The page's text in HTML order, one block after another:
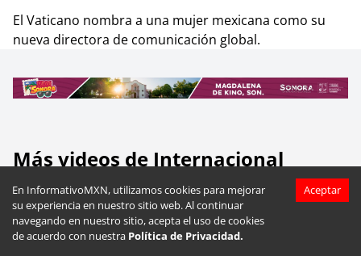
En InformativoMXN, utilizamos cookies para mejorar
su experiencia en nuestro sitio web. Al continuar
navegando en nuestro sitio, acepta el uso de cookies
de acuerdo con nuestra Política de Privacidad.
Aceptar
El Vaticano nombra a una mujer mexicana como su
nueva directora de comunicación global.
Más videos de Internacional